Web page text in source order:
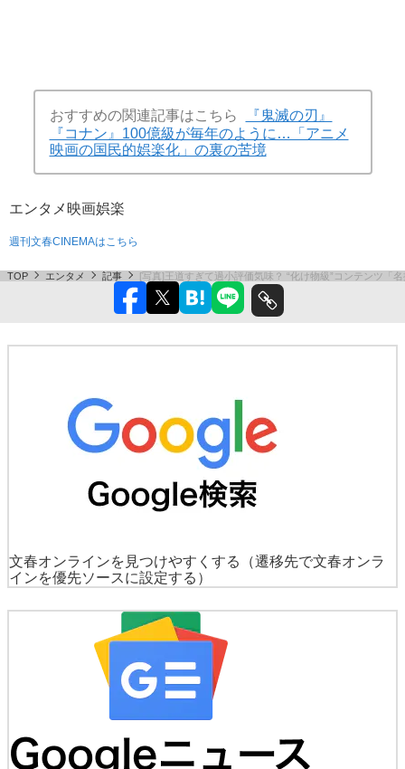
おすすめの関連記事はこちら
『鬼滅の刃』
『コナン』100億級が毎年のように…「アニメ
映画の国民的娯楽化」の裏の苦境
エンタメ 映画娯楽
週刊文春CINEMAはこちら
TOP エンタメ 記事 [写真]王道すぎて過小評価気味？ “化け物級”コンテンツ「
文春オンラインを見つけやすくする
（遷移先で文春オンラ
インを優先ソースに設定する）